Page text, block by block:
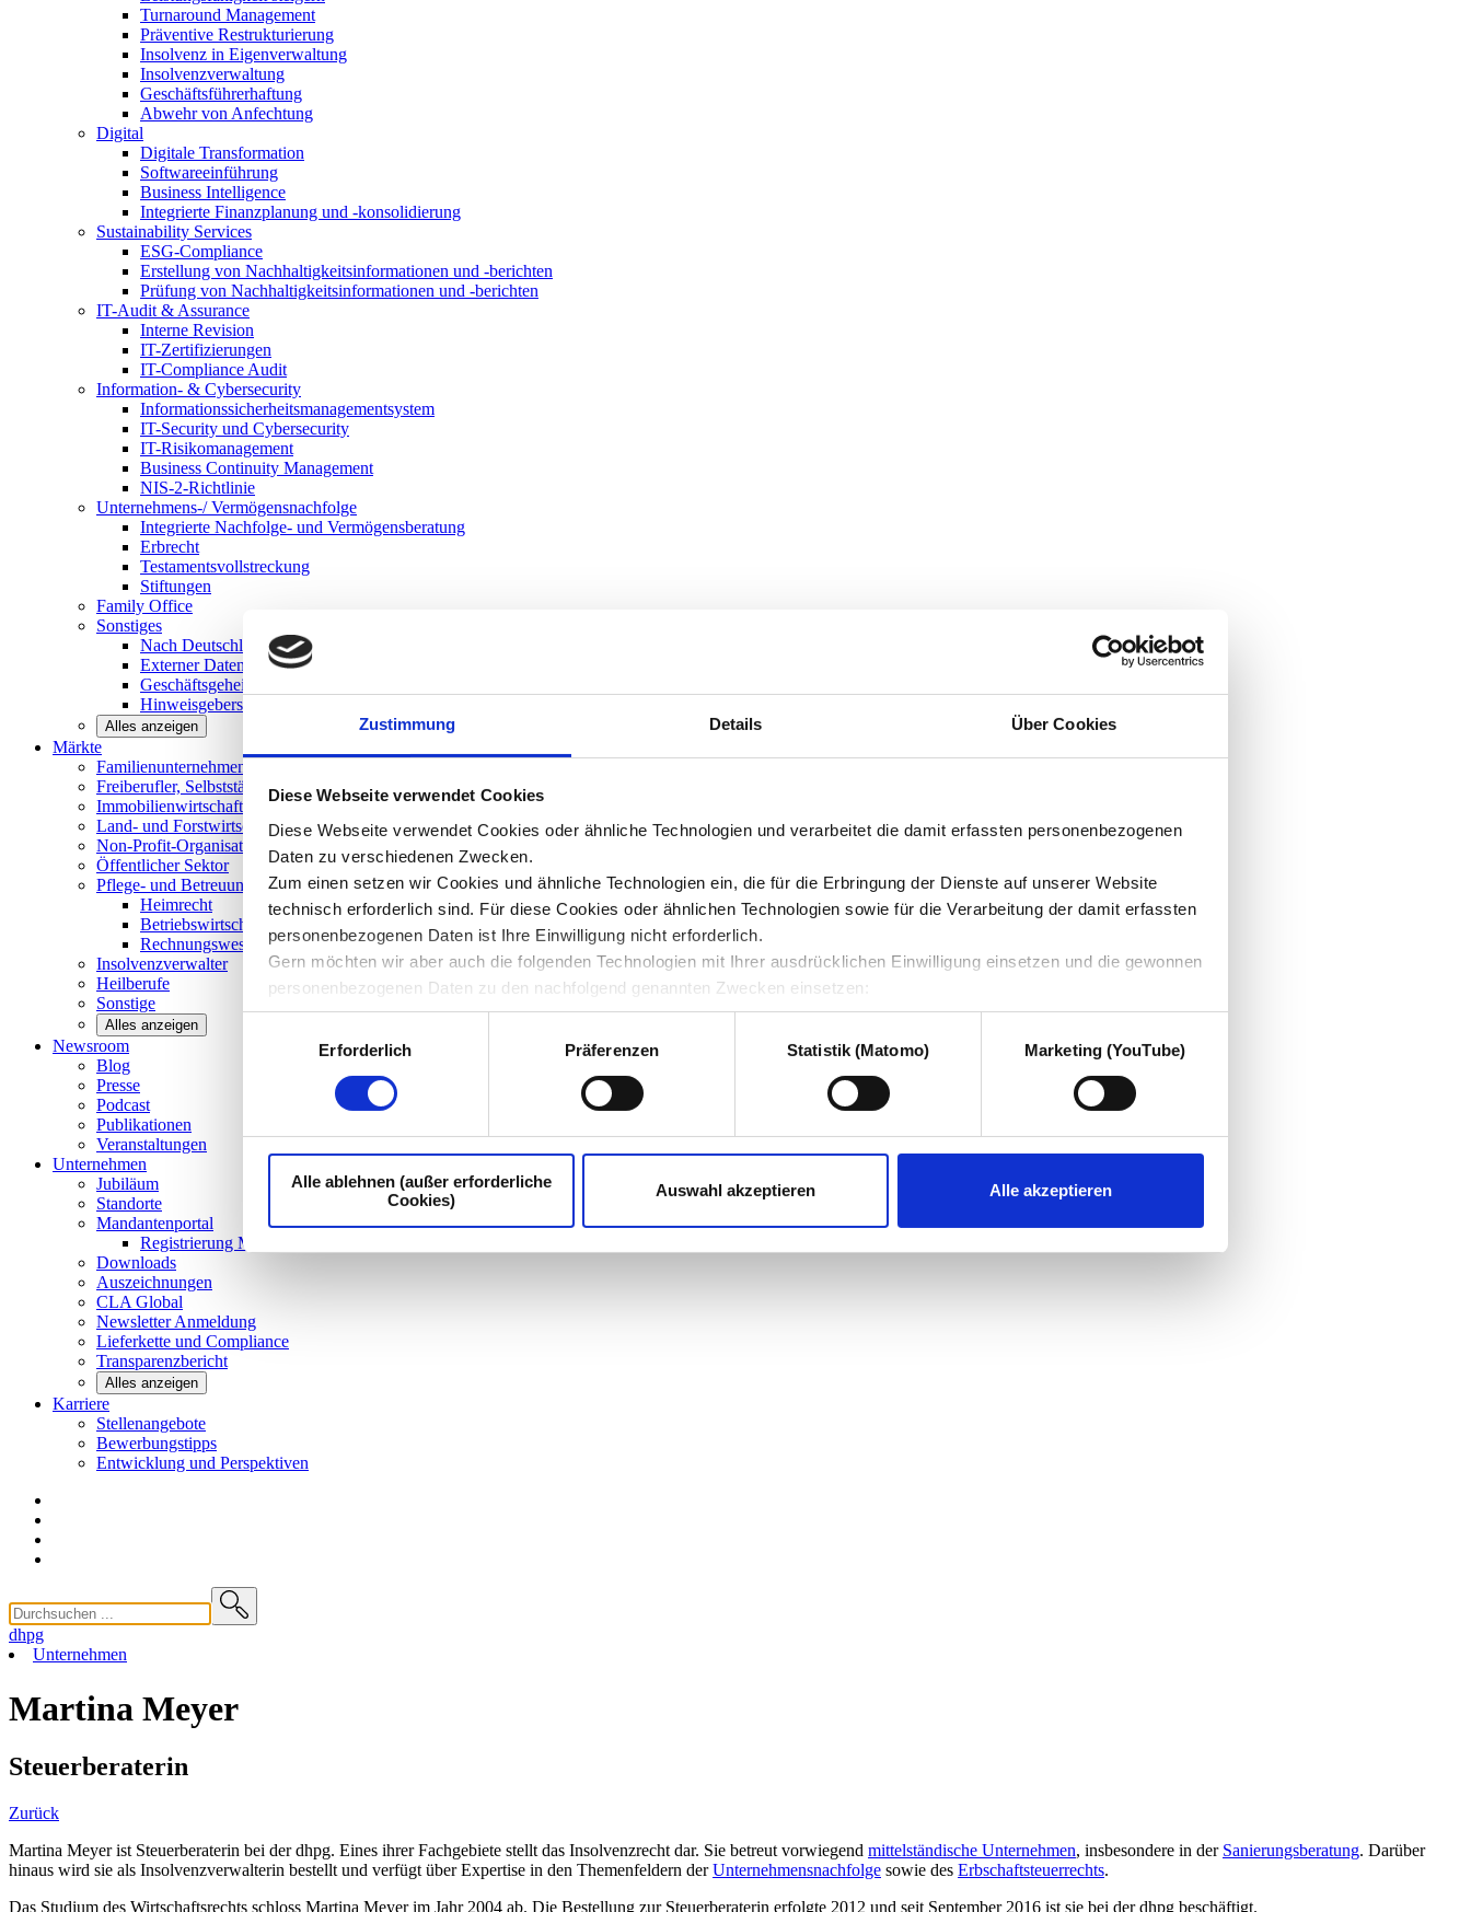
Zustimmung Details Über Cookies
Diese Webseite verwendet Cookies
Diese Webseite verwendet Cookies oder ähnliche Technologien und verarbeitet die damit erfassten personenbezogenen
Daten zu verschiedenen Zwecken.
Zum einen setzen wir Cookies und ähnliche Technologien ein, die für die Erbringung der Dienste auf unserer Website
technisch erforderlich sind. Für diese Cookies oder ähnlichen Technologien sowie für die Verarbeitung der damit erfassten
personenbezogenen Daten ist Ihre Einwilligung nicht erforderlich.
Gern möchten wir aber auch die folgenden Technologien mit Ihrer ausdrücklichen Einwilligung einsetzen und die gewonnen
personenbezogenen Daten zu den nachfolgend genannten Zwecken einsetzen:
Erforderlich
Präferenzen Statistik (Matomo) Marketing (YouTube)
Alle ablehnen (außer erforderliche
Cookies)
Auswahl akzeptieren Alle akzeptieren
Turnaround Management
Präventive Restrukturierung
Insolvenz in Eigenverwaltung
Insolvenzverwaltung
Geschäftsführerhaftung
Abwehr von Anfechtung
Digital
Digitale Transformation
Softwareeinführung
Business Intelligence
Integrierte Finanzplanung und -konsolidierung
Sustainability Services
ESG-Compliance
Erstellung von Nachhaltigkeitsinformationen und -berichten
Prüfung von Nachhaltigkeitsinformationen und -berichten
IT-Audit & Assurance
Interne Revision
IT-Zertifizierungen
IT-Compliance Audit
Information- & Cybersecurity
Informationssicherheitsmanagementsystem
IT-Security und Cybersecurity
IT-Risikomanagement
Business Continuity Management
NIS-2-Richtlinie
Unternehmens-/Vermögensnachfolge
Integrierte Nachfolge- und Vermögensberatung
Erbrecht
Testamentsvollstreckung
Stiftungen
Family Office
Sonstiges
Nach Deutschland expandieren
Externer Datenschutzbeauftragter
Geschäftsgeheimnisgesetz
Hinweisgeberschutz in Unternehmen
Alles anzeigen
Märkte
Familienunternehmen und
Freiberufler, Selbstständige undPrivatpersonen
Immobilienwirtschaft
Land- und Forstwirtschaft
Non-Profit-Organisationen
Öffentlicher Sektor
Pflege- und Betreuungseinrichtungen
Heimrecht
Betriebswirtschaftliche Beratung
Rechnungswesen/Controlling
Insolvenzverwalter
Heilberufe
Sonstige
Alles anzeigen
Newsroom
Blog
Presse
Podcast
Publikationen
Veranstaltungen
Unternehmen
Jubiläum
Standorte
Mandantenportal
Registrierung Mandantenportal
Downloads
Auszeichnungen
CLA Global
NewsletterAnmeldung
Lieferkette und Compliance
Transparenzbericht
Alles anzeigen
Karriere
Stellenangebote
Bewerbungstipps
Entwicklung und Perspektiven
dhpg
Unternehmen
Martina Meyer
Steuerberaterin
Zurück
Martina Meyer ist Steuerberaterin bei der dhpg. Eines ihrer Fachgebiete stellt das Insolvenzrecht dar. Sie betreut vorwiegend mittelständische Unternehmen, insbesondere in der Sanierungsberatung. Darüber
hinaus wird sie als Insolvenzverwalterin bestellt und verfügt über Expertise in den Themenfeldern derUnternehmensnachfolge sowie des Erbschaftsteuerrechts.
Das Studium des Wirtschaftsrechts schloss Martina Meyer im Jahr 2004 ab. Die Bestellung zur Steuerberaterin erfolgte 2012 und seit September 2016 ist sie bei der dhpg beschäftigt.